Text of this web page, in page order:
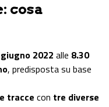
cosa
2022 alle 8.30
, predisposta su base
tracce con tre diverse